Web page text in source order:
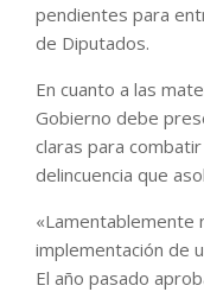
pendientes para
de Diputados.
En cuanto a las
Gobierno debe
claras para
delincuencia que
«Lamentablemente
implementación de
El año pasado